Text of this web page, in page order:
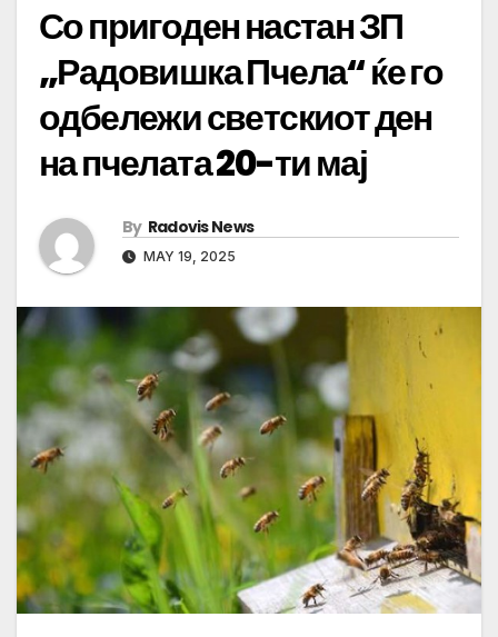
Со пригоден настан ЗП
„Радовишка Пчела“ ќе го
одбележи светскиот ден
на пчелата 20-ти мај
By Radovis News
MAY 19, 2025